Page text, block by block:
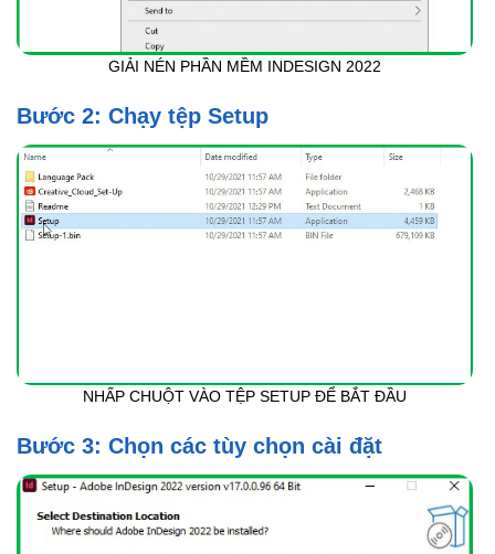
GIẢI NÉN PHẦN MỀM INDESIGN 2022
Bước 2: Chạy tệp Setup
NHẤP CHUỘT VÀO TỆP SETUP ĐỂ BẮT ĐẦU
Bước 3: Chọn các tùy chọn cài đặt